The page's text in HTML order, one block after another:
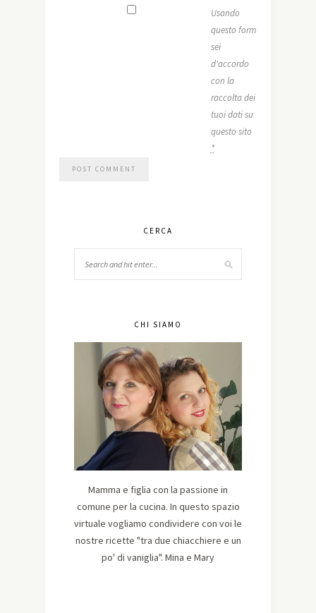
Usando
questo form
sei
d'accordo
con la
raccolta dei
tuoi dati su
questo sito
*
CERCA
CHI SIAMO
Mamma e figlia con la passione in
comune per la cucina. In questo spazio
virtuale vogliamo condividere con voi le
nostre ricette "tra due chiacchiere e un
po' di vaniglia". Mina e Mary